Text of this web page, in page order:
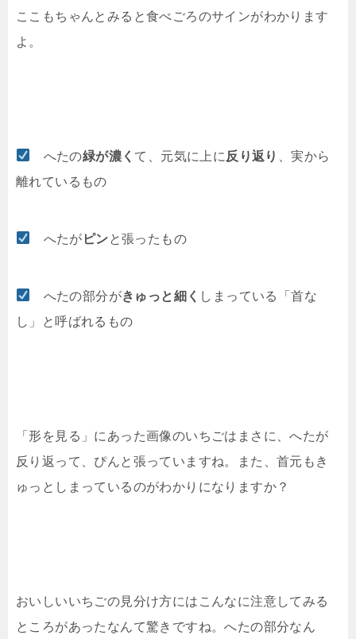
ここもちゃんとみると食べごろのサインがわかります
よ。
へたの緑が濃く て、元気に上に 反り返り
、実から
離れているもの
へたが ピンと張ったもの
へたの部分がきゅっと細く しまっている「首な
し」と呼ばれるもの
「形を見る」にあった画像のいちごはまさに、へたが
反り返って、ぴんと張っていますね。また、首元もき
ゅっとしまっているのがわかりになりますか？
おいしいいちごの見分け方にはこんなに注意してみる
ところがあったなんて驚きですね。へたの部分なん